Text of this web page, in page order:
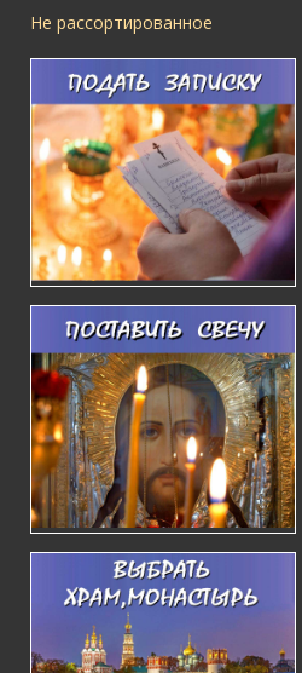
Не рассортированное